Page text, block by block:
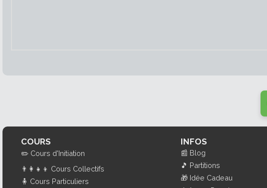
COURS
✏️ Cours d'Initiation
👨‍👩‍👧‍👦 Cours Collectifs
🧍 Cours Particuliers
INFOS
📰 Blog
🎵 Partitions
🎁 Idée Cadeau